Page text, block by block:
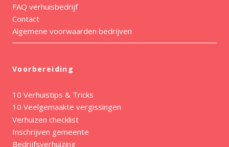
FAQ verhuisbedrijf
Contact
Algemene voorwaarden bedrijven
Voorbereiding
10 Verhuistips & Tricks
10 Veelgemaakte vergissingen
Verhuizen checklist
Inschrijven gemeente
Bedrijfsverhuizing